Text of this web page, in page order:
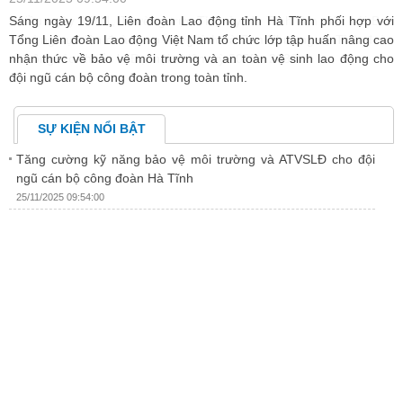
Sáng ngày 19/11, Liên đoàn Lao động tỉnh Hà Tĩnh phối hợp với
Tổng Liên đoàn Lao động Việt Nam tổ chức lớp tập huấn nâng cao
nhận thức về bảo vệ môi trường và an toàn vệ sinh lao động cho
đội ngũ cán bộ công đoàn trong toàn tỉnh.
SỰ KIỆN NỔI BẬT
Tăng cường kỹ năng bảo vệ môi trường và ATVSLĐ cho đội
ngũ cán bộ công đoàn Hà Tĩnh
25/11/2025 09:54:00